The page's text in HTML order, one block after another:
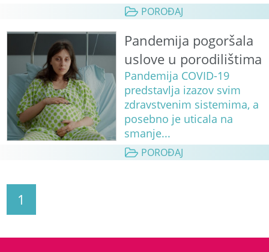
POROĐAJ
Pandemija pogoršala
uslove u porodilištima
Pandemija COVID-19
predstavlja izazov svim
zdravstvenim sistemima, a
posebno je uticala na
smanje...
POROĐAJ
1